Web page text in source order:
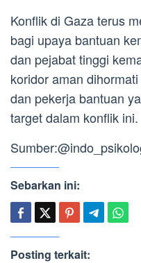
Konflik di Gaza terus
bagi upaya bantuan
dan pejabat tinggi
koridor aman
dan pekerja bantuan
target dalam konflik ini.
Sebarkan ini:
Posting terkait: